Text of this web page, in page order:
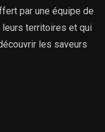
par une équipe de
territoires et qui
les saveurs